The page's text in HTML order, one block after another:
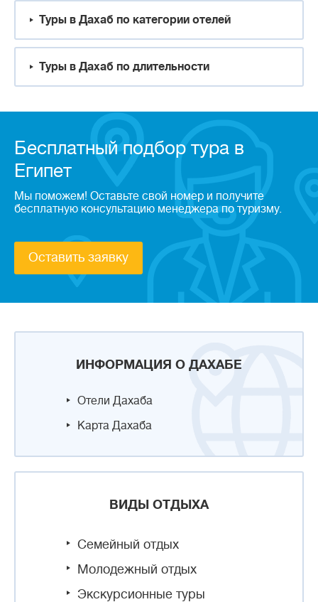
ИНФОРМАЦИЯ О ДАХАБЕ
Отели Дахаба
Карта Дахаба
ВИДЫ ОТДЫХА
Семейный отдых
Молодежный отдых
Экскурсионные туры
Туры в Дахаб по категории отелей
Туры в Дахаб по длительности
Бесплатный подбор тура в
Египет
Мы поможем! Оставьте свой номер и получите
бесплатную консультацию менеджера по туризму.
Оставить заявку